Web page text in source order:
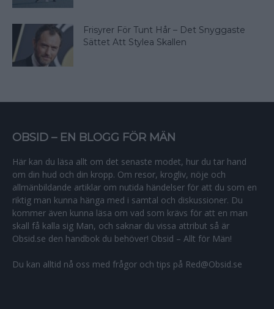
Frisyrer För Tunt Hår – Det Snyggaste
Sättet Att Stylea Skallen
OBSID – EN BLOGG FÖR MÄN
Här kan du läsa allt om det senaste modet, hur du tar hand
om din hud och din kropp. Om resor, krogliv, nöje och
allmänbildande artiklar om nutida händelser för att du som en
riktig man kunna hänga med i samtal och diskussioner. Du
kommer även kunna läsa om vad som krävs för att en man
skall få kalla sig Man, och saknar du vissa attribut så är
Obsid.se den handbok du behöver! Obsid – Allt för Män!
Du kan alltid nå oss med frågor och tips på Red@Obsid.se